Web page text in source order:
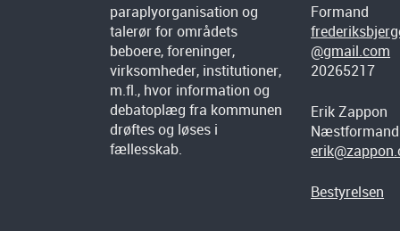
paraplyorganisation og
talerør for områdets
beboere, foreninger,
virksomheder, institutioner,
m.fl., hvor information og
debatoplæg fra kommunen
drøftes og løses i
fællesskab.
Formand
@gmail.com
20265217
Erik Zappon
Næstformand
Bestyrelsen